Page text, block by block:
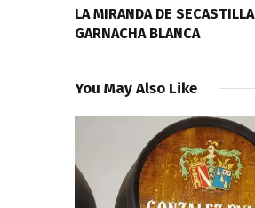
LA MIRANDA DE SECASTILLA
GARNACHA BLANCA
You May Also Like